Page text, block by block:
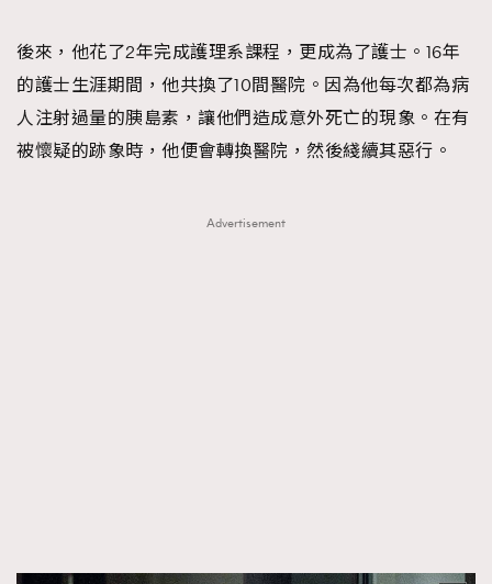
後來，他花了2年完成護理系課程，更成為了護士。16年
的護士生涯期間，他共換了10間醫院。因為他每次都為病
人注射過量的胰島素，讓他們造成意外死亡的現象。在有
被懷疑的跡象時，他便會轉換醫院，然後綫續其惡行。
Advertisement